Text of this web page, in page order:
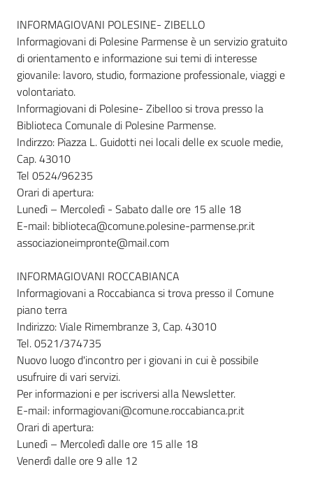
INFORMAGIOVANI POLESINE- ZIBELLO
Informagiovani di Polesine Parmense è un servizio gratuito
di orientamento e informazione sui temi di interesse
giovanile: lavoro, studio, formazione professionale, viaggi e
volontariato.
Informagiovani di Polesine- Zibelloo si trova presso la
Biblioteca Comunale di Polesine Parmense.
Indirzzo: Piazza L. Guidotti nei locali delle ex scuole medie,
Cap. 43010
Tel 0524/96235
Orari di apertura:
Lunedì – Mercoledì - Sabato dalle ore 15 alle 18
E-mail: biblioteca@comune.polesine-parmense.pr.it
associazioneimpronte@mail.com
INFORMAGIOVANI ROCCABIANCA
Informagiovani a Roccabianca si trova presso il Comune
piano terra
Indirizzo: Viale Rimembranze 3, Cap. 43010
Tel. 0521/374735
Nuovo luogo d'incontro per i giovani in cui è possibile
usufruire di vari servizi.
Per informazioni e per iscriversi alla Newsletter.
E-mail: informagiovani@comune.roccabianca.pr.it
Orari di apertura:
Lunedì – Mercoledì dalle ore 15 alle 18
Venerdì dalle ore 9 alle 12